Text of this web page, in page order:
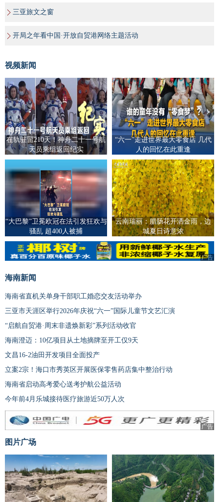
三亚旅文之窗
开局之年看中国·开放自贸港网络主题活动
视频新闻
在轨驻留210天！神舟二十一号航
天员乘组返回纪实
“六一”走进世界最大零食店 几代
人的回忆在此重逢
“大巴黎”卫冕欧冠在法引发狂欢与
骚乱 超400人被捕
云南瑞丽：腊肠花开洒金雨，边
城夏日诗意浓
广告
海南新闻
海南省直机关单身干部职工婚恋交友活动举办
三亚市天涯区举行2026年庆祝“六一”国际儿童节文艺汇演
“启航自贸港·周末非遗焕新彩”系列活动收官
海南澄迈：10亿项目从土地摘牌至开工仅9天
文昌16-2油田开发项目全面投产
立案2宗！海口市秀英区开展医保零售药店集中整治行动
海南省启动高考爱心送考护航公益活动
今年前4月乐城接待医疗旅游近50万人次
广告
图片广场